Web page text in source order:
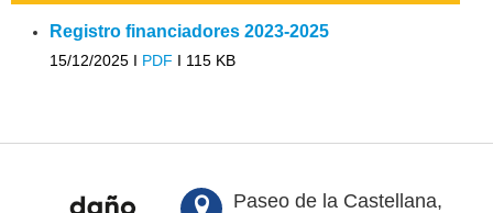
Registro financiadores 2023-2025
15/12/2025 I PDF I 115 KB
Paseo de la Castellana,